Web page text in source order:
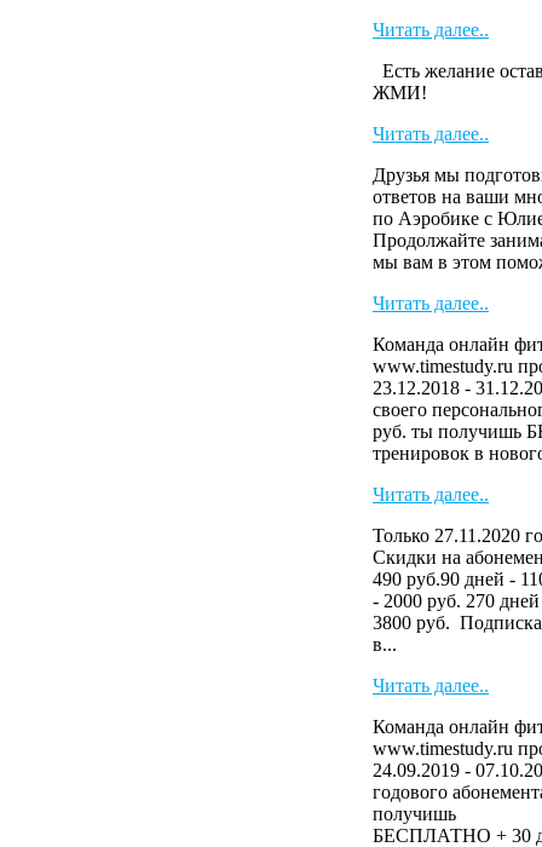
Читать далее..
Есть желание
ЖМИ!
Читать далее..
Друзья мы
ответов на ваши
по Аэробике с
Продолжайте
мы вам в этом
Читать далее..
Команда онлайн
www.timestudy.ru
23.12.2018 -
своего
руб. ты получишь
тренировок в
Читать далее..
Только 27.11.2020
Скидки на
490 руб.90 дней -
- 2000 руб. 270
3800 руб.
в...
Читать далее..
Команда онлайн
www.timestudy.ru
24.09.2019 -
годового
БЕСПЛАТНО + 30